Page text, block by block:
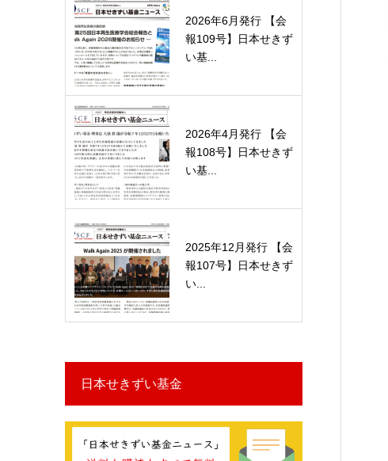
2026年6月発行 【会
報109号】日本せきず
い基...
2026年4月発行 【会
報108号】日本せきず
い基...
2025年12月発行 【会
報107号】日本せきず
い...
日本せきずい基金